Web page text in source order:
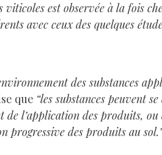
est observée à la fois
avec ceux des quelques
des substances
que “les substances peuvent
de l’application des produits,
progressive des produits au